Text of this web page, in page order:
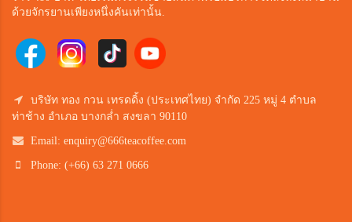
ด้วยจักรยานเพียงหนึ่งคันเท่านั้น.
บริษัท ทอง กวน เทรดดิ้ง (ประเทศไทย) จำกัด 225 หมู่ 4 ตำบล
ท่าช้าง อำเภอ บางกล่ำ สงขลา 90110
Email: enquiry@666teacoffee.com
Phone: (+66) 63 271 0666